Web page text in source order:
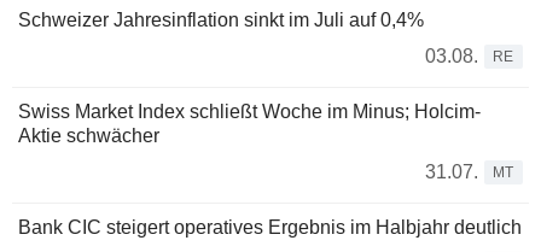
Schweizer Jahresinflation sinkt im Juli auf 0,4%
03.08.
RE
Swiss Market Index schließt Woche im Minus; Holcim-
Aktie schwächer
31.07.
MT
Bank CIC steigert operatives Ergebnis im Halbjahr deutlich